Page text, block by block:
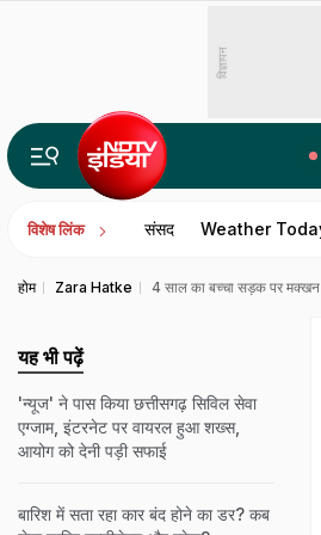
विज्ञापन
विशेष लिंक संसद Weather
होम Zara Hatke 4 साल का बच्चा सड़क पर मक्खन
यह भी पढ़ें
'न्यूज' ने पास किया छत्तीसगढ़ सिविल सेवा
एग्जाम, इंटरनेट पर वायरल हुआ शख्स,
आयोग को देनी पड़ी सफाई
बारिश में सता रहा कार बंद होने का डर? कब